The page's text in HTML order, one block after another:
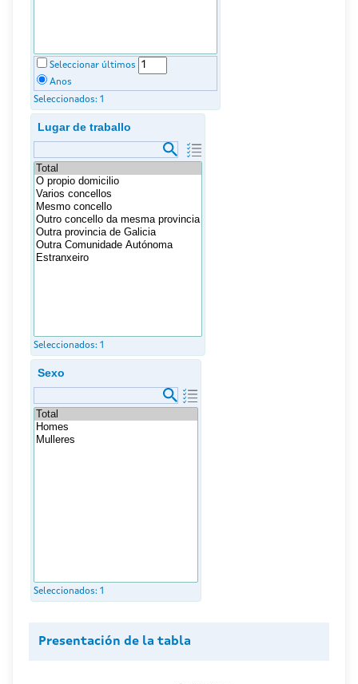
Seleccionar últimos
Anos
Seleccionados: 1
Lugar de traballo
Seleccionados: 1
Sexo
Seleccionados: 1
Presentación de la tabla